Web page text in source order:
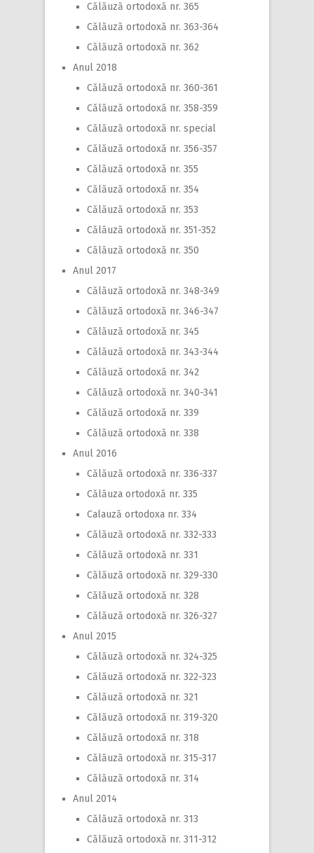
Călăuză ortodoxă nr. 365
Călăuză ortodoxă nr. 363-364
Călăuză ortodoxă nr. 362
Anul 2018
Călăuză ortodoxă nr. 360-361
Călăuză ortodoxă nr. 358-359
Călăuză ortodoxă nr. special
Călăuză ortodoxă nr. 356-357
Călăuză ortodoxă nr. 355
Călăuză ortodoxă nr. 354
Călăuză ortodoxă nr. 353
Călăuză ortodoxă nr. 351-352
Călăuză ortodoxă nr. 350
Anul 2017
Călăuză ortodoxă nr. 348-349
Călăuză ortodoxă nr. 346-347
Călăuză ortodoxă nr. 345
Călăuză ortodoxă nr. 343-344
Călăuză ortodoxă nr. 342
Călăuză ortodoxă nr. 340-341
Călăuză ortodoxă nr. 339
Călăuză ortodoxă nr. 338
Anul 2016
Călăuză ortodoxă nr. 336-337
Călăuza ortodoxă nr. 335
Calauză ortodoxa nr. 334
Călăuză ortodoxă nr. 332-333
Călăuză ortodoxă nr. 331
Călăuză ortodoxă nr. 329-330
Călăuză ortodoxă nr. 328
Călăuză ortodoxă nr. 326-327
Anul 2015
Călăuză ortodoxă nr. 324-325
Călăuză ortodoxă nr. 322-323
Călăuză ortodoxă nr. 321
Călăuză ortodoxă nr. 319-320
Călăuză ortodoxă nr. 318
Călăuză ortodoxă nr. 315-317
Călăuză ortodoxă nr. 314
Anul 2014
Călăuză ortodoxă nr. 313
Călăuză ortodoxă nr. 311-312